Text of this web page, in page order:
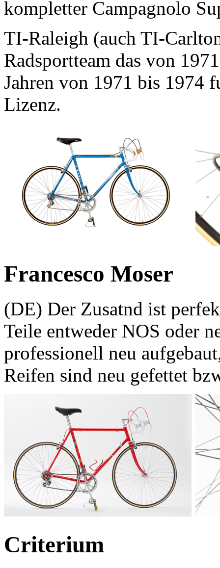
kompletter Campagnolo
TI-Raleigh (auch TI-
Radsportteam das von
Jahren von 1971 bis 1974
Lizenz.
Francesco Moser
(DE) Der Zusatnd ist
Teile entweder NOS oder
professionell neu
Reifen sind neu gefettet
Criterium